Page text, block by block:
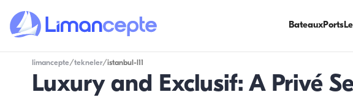
BateauxPorts
limancepte/tekneler/istanbul-l11
Luxury and Exclusif: A Privé